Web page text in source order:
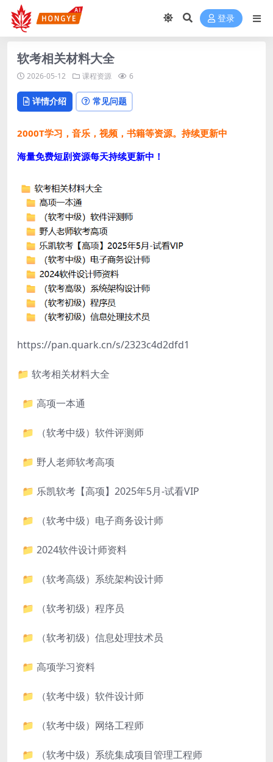
登录
软考相关材料大全
2026-05-12 课程资源 6
详情介绍 常见问题
2000T学习，音乐，视频，书籍等资源。持续更新中
海量免费短剧资源每天持续更新中！
https://pan.quark.cn/s/2323c4d2dfd1​
📁 软考相关材料大全
📁 高项一本通
📁 （软考中级）软件评测师
📁 野人老师软考高项
📁 乐凯软考【高项】2025年5月-试看VIP
📁 （软考中级）电子商务设计师
📁 2024软件设计师资料
📁 （软考高级）系统架构设计师
📁 （软考初级）程序员
📁 （软考初级）信息处理技术员
📁 高项学习资料
📁 （软考中级）软件设计师
📁 （软考中级）网络工程师
📁 （软考中级）系统集成项目管理工程师